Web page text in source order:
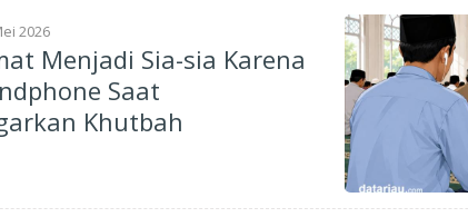
2026
Menjadi Sia-sia Karena
Saat
Khutbah